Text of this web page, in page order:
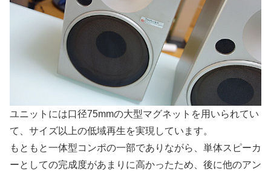
ユニットには口径75mmの大型マグネットを用いられてい
て、サイズ以上の低域再生を実現しています。
もともと一体型コンポの一部でありながら、単体スピーカ
ーとしての完成度があまりに高かったため、後に他のアン